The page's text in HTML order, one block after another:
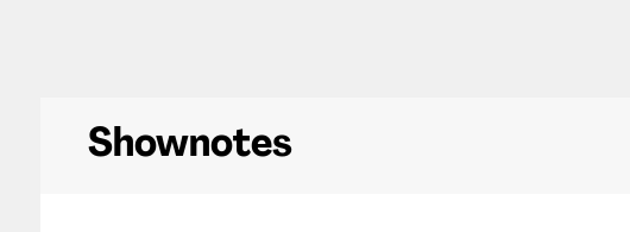
Shownotes